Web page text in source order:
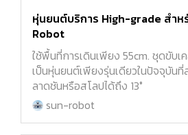
หุ่นยนต์บริการ High-grade สำห
Robot
ใช้พื้นที่การเดินเพียง 55cm. ชุดขับเ
เป็นหุ่นยนต์เพียงรุ่นเดียวในปัจจุบันที่
ลาดชันหรือสโลปได้ถึง 13°
sun-robot